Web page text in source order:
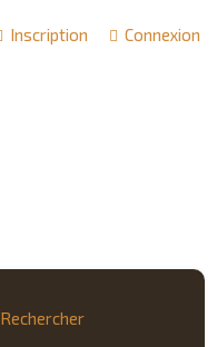
Connexion
Inscription
Rechercher